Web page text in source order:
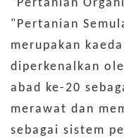
"Pertanian
"Pertanian
merupakan
diperkenalkan
abad ke-20
merawat dan
sebagai sistem